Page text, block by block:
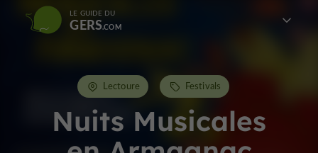
LE GUIDE DU
GERS
Nuits Musicales
Lectoure Festivals